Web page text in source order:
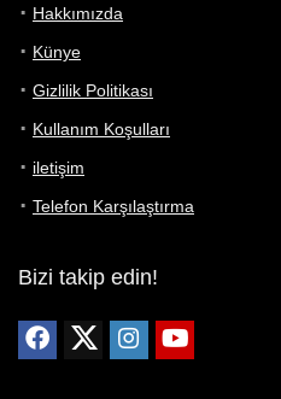
Hakkımızda
Künye
Gizlilik Politikası
Kullanım Koşulları
iletişim
Telefon Karşılaştırma
Bizi takip edin!